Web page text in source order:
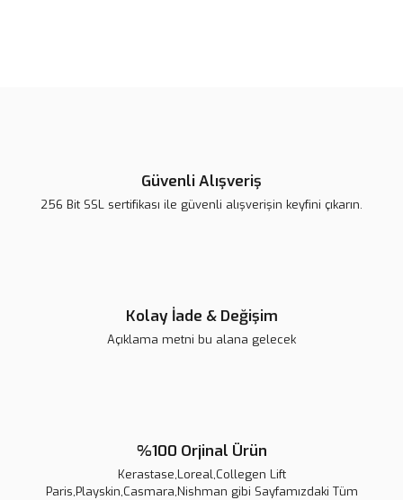
Erkek Çelik Kolye | Siyah Plaka Detaylı | Şıklık | Solmaz | Kararmaz |
Güvenli Alışveriş
256 Bit SSL sertifikası ile güvenli alışverişin keyfini çıkarın.
Kolay İade & Değişim
Açıklama metni bu alana gelecek
%100 Orjinal Ürün
Kerastase,Loreal,Collegen Lift
Paris,Playskin,Casmara,Nishman gibi Sayfamızdaki Tüm